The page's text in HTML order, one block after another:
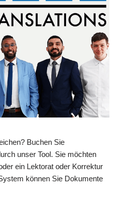
Buchen Sie
unser Tool. Sie möchten
ein Lektorat oder Korrektur
können Sie Dokumente